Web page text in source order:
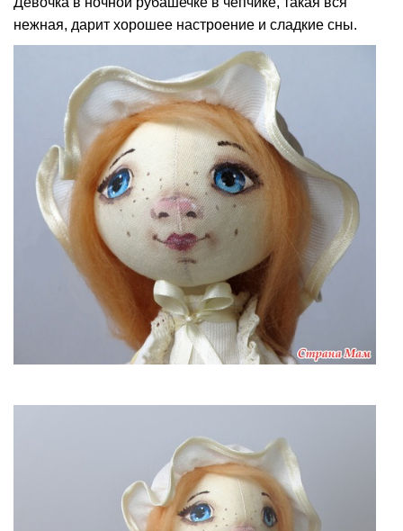
нежная, дарит хорошее настроение и сладкие сны.